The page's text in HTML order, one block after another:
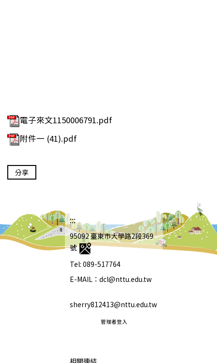
電子來文1150006791.pdf
附件一 (41).pdf
分享
:::
95092 臺東市大學路2段369
號
Tel: 089-517764
E-MAIL：dcl@nttu.edu.tw
sherry812413@nttu.edu.tw
管理者登入
相關連結